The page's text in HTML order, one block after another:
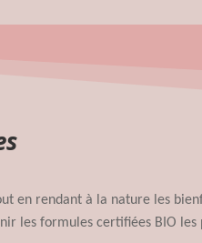
rendant à la nature les
les formules certifiées BIO